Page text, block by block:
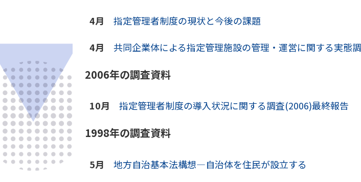
4月
指定管理者制度の現状と今後の課題
4月
共同企業体による指定管理施設の管理・運営に関する実態
2006年の調査資料
10月 指定管理者制度の導入状況に関する調査(2006)最終報告
1998年の調査資料
5月 地方自治基本法構想―自治体を住民が設立する